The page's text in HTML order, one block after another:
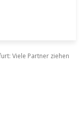
Viele Partner ziehen